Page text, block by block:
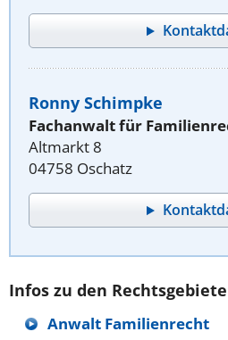
Ronny Schimpke
Fachanwalt für
Altmarkt 8
04758 Oschatz
Infos zu den
Anwalt Familienrecht